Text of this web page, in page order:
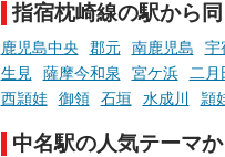
手相やタロットなど気軽に楽し
める占いで、“ととのう”おふろ
時間を、もっと特別に。
指宿枕崎線の駅から
鹿児島中央 郡元 南鹿児島 宇
生見
薩摩今和泉 宮ケ浜 二月
西頴娃
御領 石垣 水成川 頴
中名駅の人気テーマ